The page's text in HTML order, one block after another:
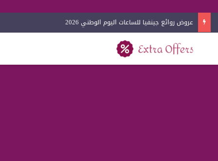
عروض روائع جينفيا للساعات اليوم الوطني 2026
بحث عن